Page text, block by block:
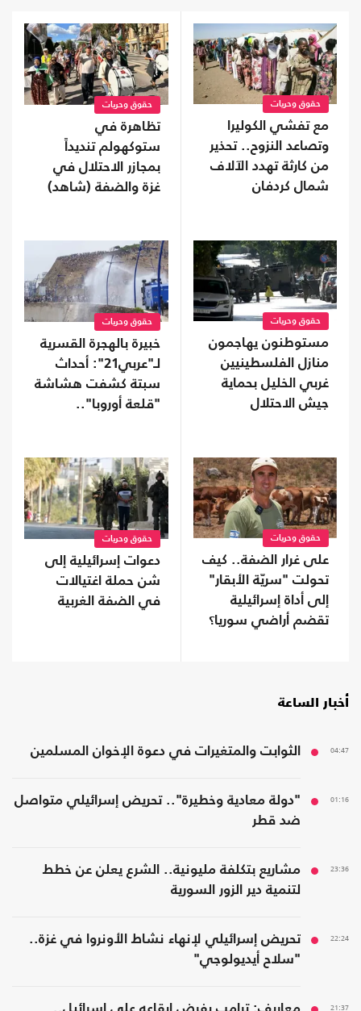
حقوق وحريات
مع تفشي الكوليرا
وتصاعد النزوح.. تحذير
من كارثة تهدد الآلاف
شمال كردفان
حقوق وحريات
تظاهرة في
ستوكهولم تنديداً
بمجازر الاحتلال في
غزة والضفة (شاهد)
حقوق وحريات
مستوطنون يهاجمون
منازل الفلسطينيين
غربي الخليل بحماية
جيش الاحتلال
حقوق وحريات
خبيرة بالهجرة القسرية
لـ"عربي21": أحداث
سبتة كشفت هشاشة
"قلعة أوروبا"..
حقوق وحريات
على غرار الضفة.. كيف
تحولت "سريّة الأبقار"
إلى أداة إسرائيلية
تقضم أراضي سوريا؟
حقوق وحريات
دعوات إسرائيلية إلى
شن حملة اغتيالات
في الضفة الغربية
أخبار الساعة
04:47 الثوابت والمتغيرات في دعوة الإخوان المسلمين
01:16
"دولة معادية وخطيرة".. تحريض إسرائيلي متواصل
ضد قطر
23:36
مشاريع بتكلفة مليونية.. الشرع يعلن عن خطط
لتنمية دير الزور السورية
22:24
تحريض إسرائيلي لإنهاء نشاط الأونروا في غزة..
"سلاح أيديولوجي"
21:37